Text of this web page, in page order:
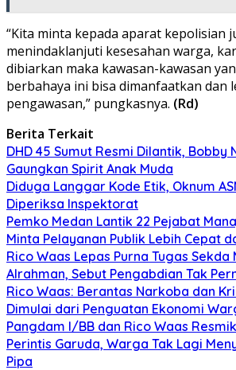
“Kita minta kepada aparat kepolisian
menindaklanjuti kesesahan warga,
dibiarkan maka kawasan-kawasan
berbahaya ini bisa dimanfaatkan dan
pengawasan,” pungkasnya. (Rd)
Berita Terkait
DHD 45 Sumut Resmi Dilantik, Bobby
Gaungkan Spirit Anak Muda
Diduga Langgar Kode Etik, Oknum
Diperiksa Inspektorat
Pemko Medan Lantik 22 Pejabat
Minta Pelayanan Publik Lebih Cepat
Rico Waas Lepas Purna Tugas Sekda
Alrahman, Sebut Pengabdian Tak
Rico Waas: Berantas Narkoba dan
Dimulai dari Penguatan Ekonomi
Pangdam I/BB dan Rico Waas
Perintis Garuda, Warga Tak Lagi
Pipa